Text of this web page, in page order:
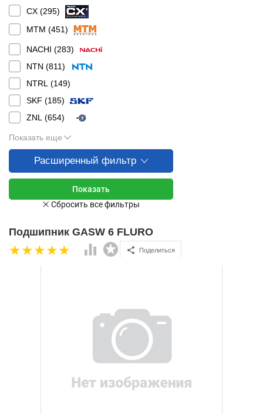
CX (295)
MTM (451)
NACHI (283)
NTN (811)
NTRL (149)
SKF (185)
ZNL (654)
Показать еще
Расширенный фильтр
Подшипник GASW 6 FLURO
Поделиться